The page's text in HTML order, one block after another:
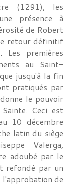
(1291), les
présence à
de Robert
retour définitif
Les premières
au Saint-
jusqu'à la fin
pratiqués par
le pouvoir
Ceci est
10 décembre
latin du siège
Valerga,
adoubé par le
refondé par un
l'approbation de